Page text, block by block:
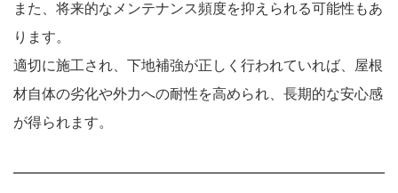
また、将来的なメンテナンス頻度を抑えられる可能性もあ
ります。
適切に施工され、下地補強が正しく行われていれば、屋根
材自体の劣化や外力への耐性を高められ、長期的な安心感
が得られます。